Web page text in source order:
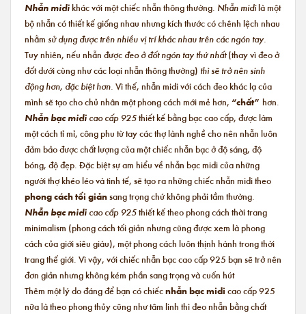
Nhẫn midikhác với một chiếc nhẫn thông thường. Nhẫn midilà một
bộ nhẫn có thiết kế giống nhau nhưng kích thước có chênh lệch nhau
nhằm sử dụng được trên nhiều vị trí khác nhau trên các ngón tay.
Tuy nhiên, nếu nhẫn được đeo ở đốt ngón tay thứ nhất(thay vì đeo ở
đốt dưới cùng như các loại nhẫn thông thường) thì sẽ trở nên sinh
động hơn, đặc biệt hơn. Vì thế, nhẫn midi với cách đeo khác lạ của
mình sẽ tạo cho chủ nhân một phong cách mới mẻ hơn, “chất” hơn.
Nhẫn bạc midi cao cấp 925thiết kế bằng bạc cao cấp, được làm
một cách tỉ mỉ, công phu từ tay các thợ lành nghề cho nên nhẫn luôn
đảm bảo được chất lượng của một chiếc nhẫn bạc ở độ sáng, độ
bóng, độ đẹp. Đặc biệt sự am hiểu về nhẫn bạc midi của những
người thợ khéo léo và tinh tế, sẽ tạo ra những chiếc nhẫn midi theo
phong cách tối giảnsang trọng chứ không phải tầm thường.
Nhẫn bạc midi cao cấp 925thiết kế theo phong cách thời trang
minimalism (phong cách tối giản nhưng cũng được xem là phong
cách của giới siêu giàu), một phong cách luôn thịnh hành trong thời
trang thế giới. Vì vậy, với chiếc nhẫn bạc cao cấp 925 bạn sẽ trở nên
đơn giản nhưng không kém phần sang trọng và cuốn hút
Thêm một lý do đáng để bạn có chiếcnhẫn bạc midi cao cấp 925
nữa là theo phong thủy cũng như tâm linh thì đeo nhẫn bằng chất